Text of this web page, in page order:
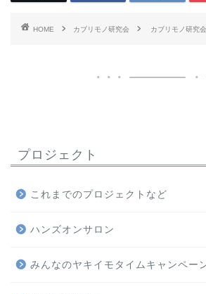
HOME カブリモノ研究会 カブリモノ研究
プロジェクト
これまでのプロジェクトなど
ハンズオンサロン
みんなのヤキイモタイムキャンペー